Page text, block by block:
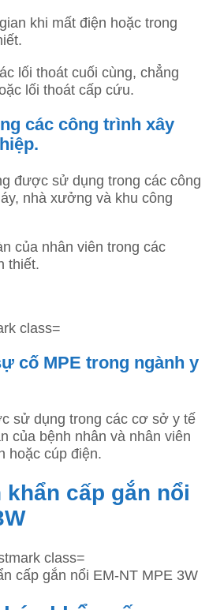
khi mất điện hoặc trong
lối thoát cuối cùng, chẳng
lối thoát cấp cứu.
các công trình xây
được sử dụng trong các công
nhà xưởng và khu công
của nhân viên trong các
thiết.
cố MPE trong ngành y
sử dụng trong các cơ sở y tế
của bệnh nhân và nhân viên
hoặc cúp điện.
khẩn cấp gắn nổi
cấp gắn nổi EM-NT MPE 3W